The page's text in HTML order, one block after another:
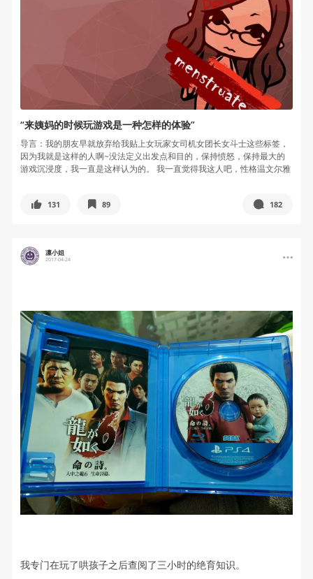
“来姨妈的时候玩游戏是一种怎样的体验”
导言：我的朋友早就放弃给我贴上女玩家女司机女团长女斗士这些标签，
因为我就是这样的人啊~没法定义出发点和目的，保持愤怒，保持最大的
游戏沉浸度，我一直是这样认为的。 我一直觉得我这人吧，性格温文尔雅
131 89 182
凛小姐
2017-04-24
我专门在玩了哄孩子之后查阅了三小时的绝育知识。